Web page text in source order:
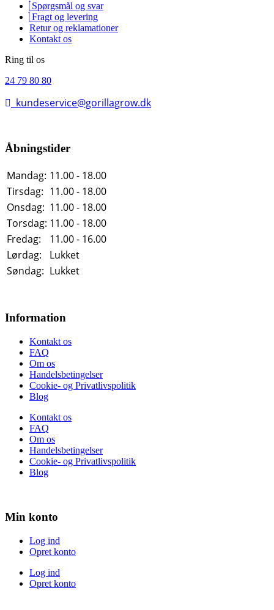
Spørgsmål og svar
Fragt og levering
Retur og reklamationer
Kontakt os
Ring til os
24 79 80 80
kundeservice@gorillagrow.dk
Åbningstider
Mandag: 11.00 - 18.00
Tirsdag: 11.00 - 18.00
Onsdag: 11.00 - 18.00
Torsdag: 11.00 - 18.00
Fredag:
11.00 - 16.00
Lørdag:
Lukket
Søndag: Lukket
Information
Kontakt os
FAQ
Om os
Handelsbetingelser
Cookie- og Privatlivspolitik
Blog
Kontakt os
FAQ
Om os
Handelsbetingelser
Cookie- og Privatlivspolitik
Blog
Min konto
Log ind
Opret konto
Log ind
Opret konto